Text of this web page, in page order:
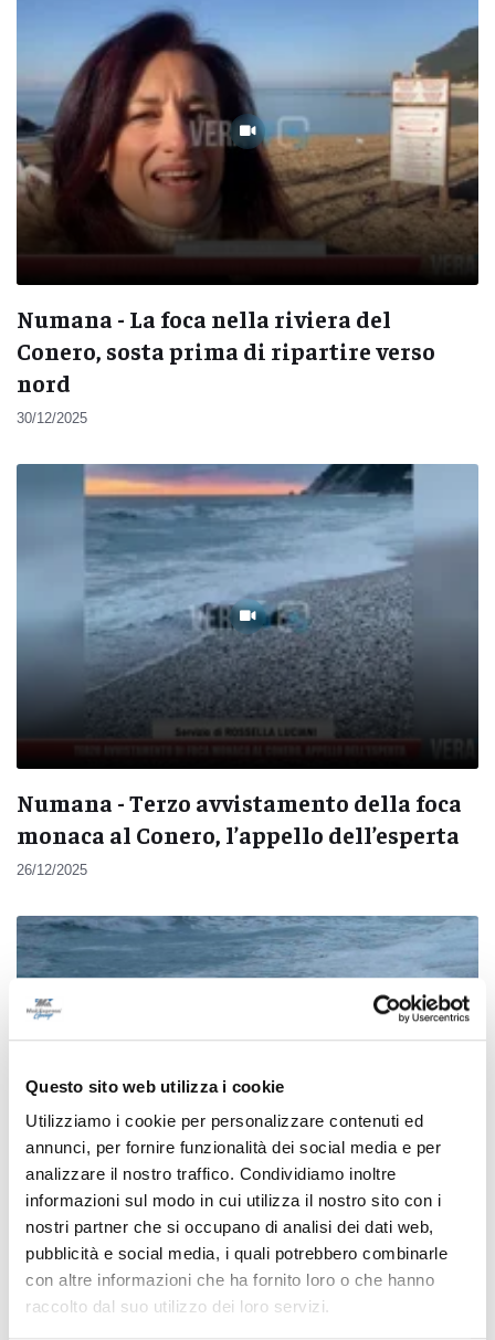
Questo sito web utilizza i cookie
Utilizziamo i cookie per personalizzare contenuti ed
annunci, per fornire funzionalità dei social media e per
analizzare il nostro traffico. Condividiamo inoltre
informazioni sul modo in cui utilizza il nostro sito con i
nostri partner che si occupano di analisi dei dati web,
pubblicità e social media, i quali potrebbero combinarle
con altre informazioni che ha fornito loro o che hanno
raccolto dal suo utilizzo dei loro servizi.
Numana - La foca nella riviera del
Conero, sosta prima di ripartire verso
nord
30/12/2025
Numana - Terzo avvistamento della foca
monaca al Conero, l’appello dell’esperta
26/12/2025
Foca monaca, nuovo avvistamento a
Portonovo e transenne a Numana